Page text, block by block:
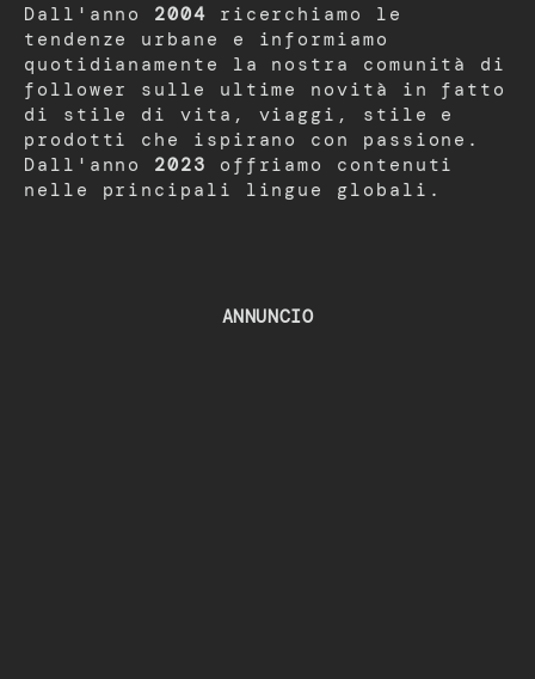
Dall'anno 2004 ricerchiamo le
tendenze urbane e informiamo
quotidianamente la nostra comunità di
follower sulle ultime novità in fatto
di stile di vita, viaggi, stile e
prodotti che ispirano con passione.
Dall'anno 2023 offriamo contenuti
nelle principali lingue globali.
ANNUNCIO